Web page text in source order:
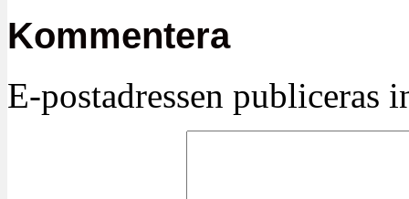
Kommentera
E-postadressen publiceras